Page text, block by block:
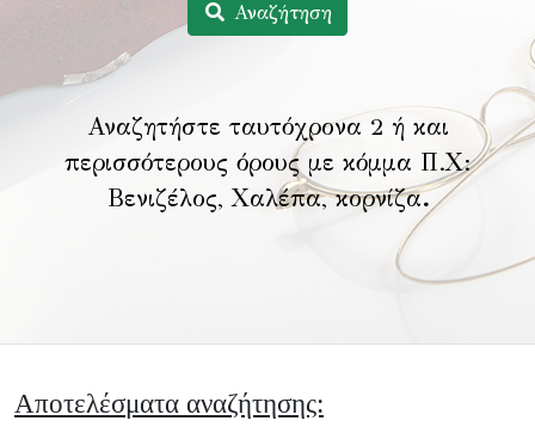
Αναζήτηση
Αναζητήστε ταυτόχρονα 2 ή και
περισσότερους όρους με κόμμα Π.Χ:
Βενιζέλος, Χαλέπα, κορνίζα.
Αποτελέσματα αναζήτησης: